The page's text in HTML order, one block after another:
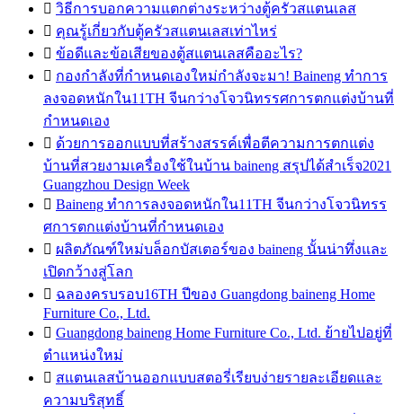
 วิธีการบอกความแตกต่างระหว่างตู้ครัวสแตนเลส
 คุณรู้เกี่ยวกับตู้ครัวสแตนเลสเท่าไหร่
 ข้อดีและข้อเสียของตู้สแตนเลสคืออะไร?
 กองกำลังที่กำหนดเองใหม่กำลังจะมา! Baineng ทำการ
ลงจอดหนักใน11TH จีนกว่างโจวนิทรรศการตกแต่งบ้านที่
กำหนดเอง
 ด้วยการออกแบบที่สร้างสรรค์เพื่อตีความการตกแต่ง
บ้านที่สวยงามเครื่องใช้ในบ้าน baineng สรุปได้สำเร็จ2021
Guangzhou Design Week
 Baineng ทำการลงจอดหนักใน11TH จีนกว่างโจวนิทรร
ศการตกแต่งบ้านที่กำหนดเอง
 ผลิตภัณฑ์ใหม่บล็อกบัสเตอร์ของ baineng นั้นน่าทึ่งและ
เปิดกว้างสู่โลก
 ฉลองครบรอบ16TH ปีของ Guangdong baineng Home
Furniture Co., Ltd.
 Guangdong baineng Home Furniture Co., Ltd. ย้ายไปอยู่ที่
ตำแหน่งใหม่
 สแตนเลสบ้านออกแบบสตอรี่เรียบง่ายรายละเอียดและ
ความบริสุทธิ์